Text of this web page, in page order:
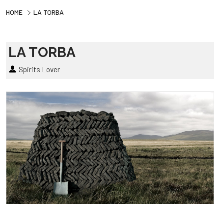
HOME LA TORBA
LA TORBA
Spirits Lover